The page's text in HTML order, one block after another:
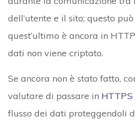
dell’utente e il sito; questo
quest’ultimo è ancora in
dati non viene criptato.
Se ancora non è stato fatto,
valutare di passare in HTTPS
flusso dei dati proteggendoli